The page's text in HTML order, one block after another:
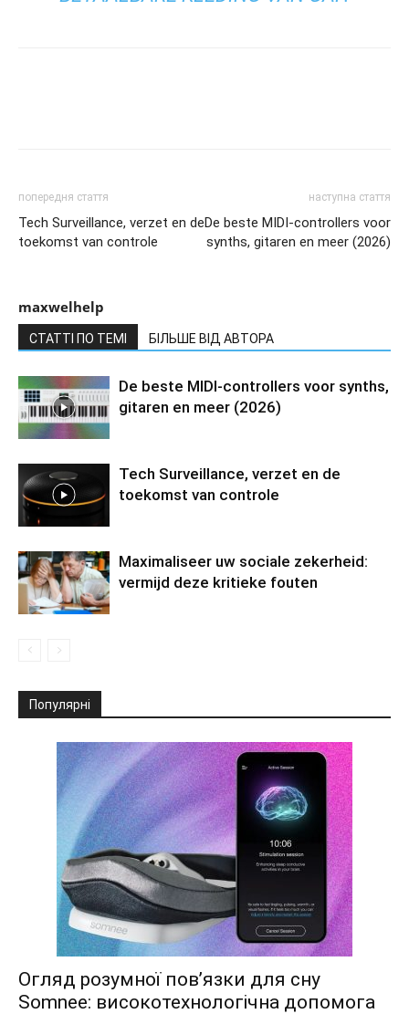
попередня стаття
Tech Surveillance, verzet en de
toekomst van controle
наступна стаття
De beste MIDI-controllers voor
synths, gitaren en meer (2026)
maxwelhelp
СТАТТІ ПО ТЕМІ БІЛЬШЕ ВІД АВТОРА
De beste MIDI-controllers voor synths,
gitaren en meer (2026)
Tech Surveillance, verzet en de
toekomst van controle
Maximaliseer uw sociale zekerheid:
vermijd deze kritieke fouten
Популярні
Огляд розумної пов’язки для сну
Somnee: високотехнологічна допомога